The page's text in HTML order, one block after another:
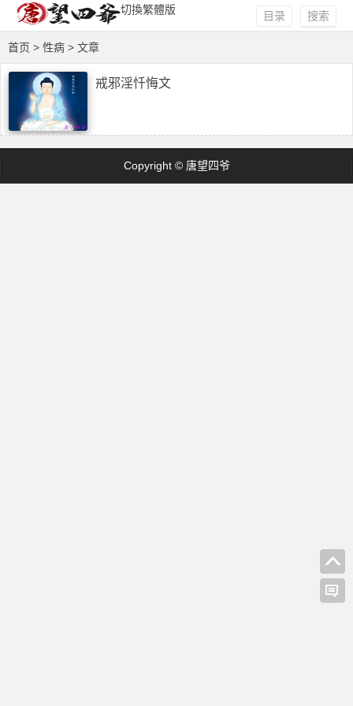
切換繁體版 搜索
目录
首页 > 性病 > 文章
戒邪淫忏悔文
Copyright © 唐望四爷